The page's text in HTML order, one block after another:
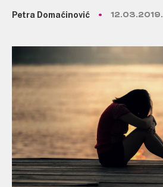
Petra Domaćinović 12.03.2019.